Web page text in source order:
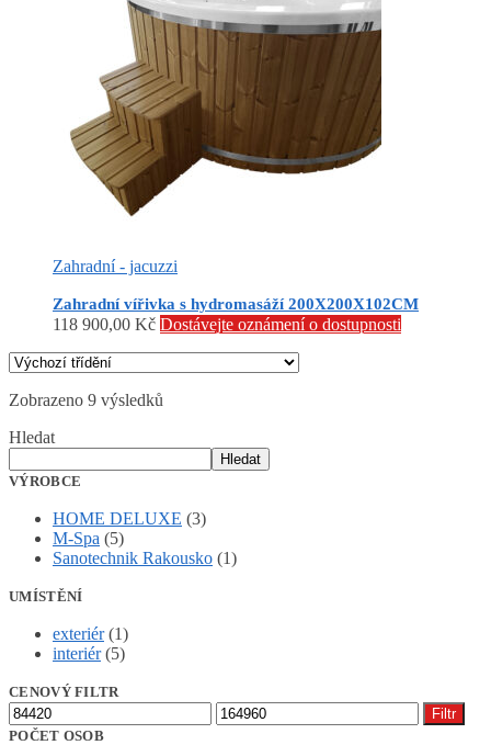
Zahradní - jacuzzi
Zahradní vířivka s hydromasáží 200X200X102CM
118 900,00 Kč Dostávejte oznámení o dostupnosti
Zobrazeno 9 výsledků
Hledat
Hledat
VÝROBCE
HOME DELUXE (3)
M-Spa (5)
Sanotechnik Rakousko (1)
UMÍSTĚNÍ
exteriér (1)
interiér (5)
CENOVÝ FILTR
Minimální
cena
Maximální
cena
Filtr
POČET OSOB